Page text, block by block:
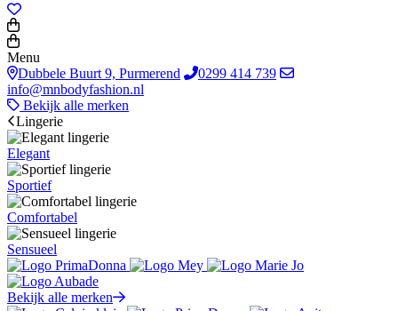
Menu
Dubbele Buurt 9, Purmerend
0299 414 739
info@mnbodyfashion.nl
Bekijk alle merken
Lingerie
Elegant
Sportief
Comfortabel
Sensueel
Bekijk alle merken